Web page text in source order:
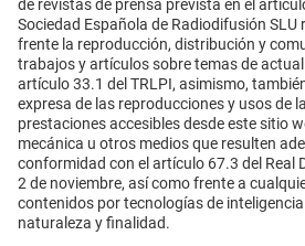
de revistas de prensa prevista en el
Sociedad Española de Radiodifusión SLU
frente la reproducción, distribución y
trabajos y artículos sobre temas de
artículo 33.1 del TRLPI, asimismo,
expresa de las reproducciones y usos de
prestaciones accesibles desde este sitio
mecánica u otros medios que resulten
conformidad con el artículo 67.3 del Real
2 de noviembre, así como frente a
contenidos por tecnologías de
naturaleza y finalidad.